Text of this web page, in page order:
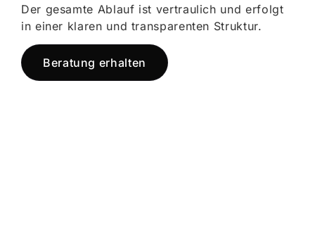
Der gesamte Ablauf ist vertraulich und erfolgt
in einer klaren und transparenten Struktur.
Beratung erhalten